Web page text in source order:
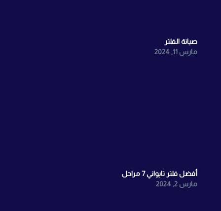
صيانة الفلتر
مارس 11, 2024
أفضل فلتر تايواني 7 مراحل
مارس 2, 2024